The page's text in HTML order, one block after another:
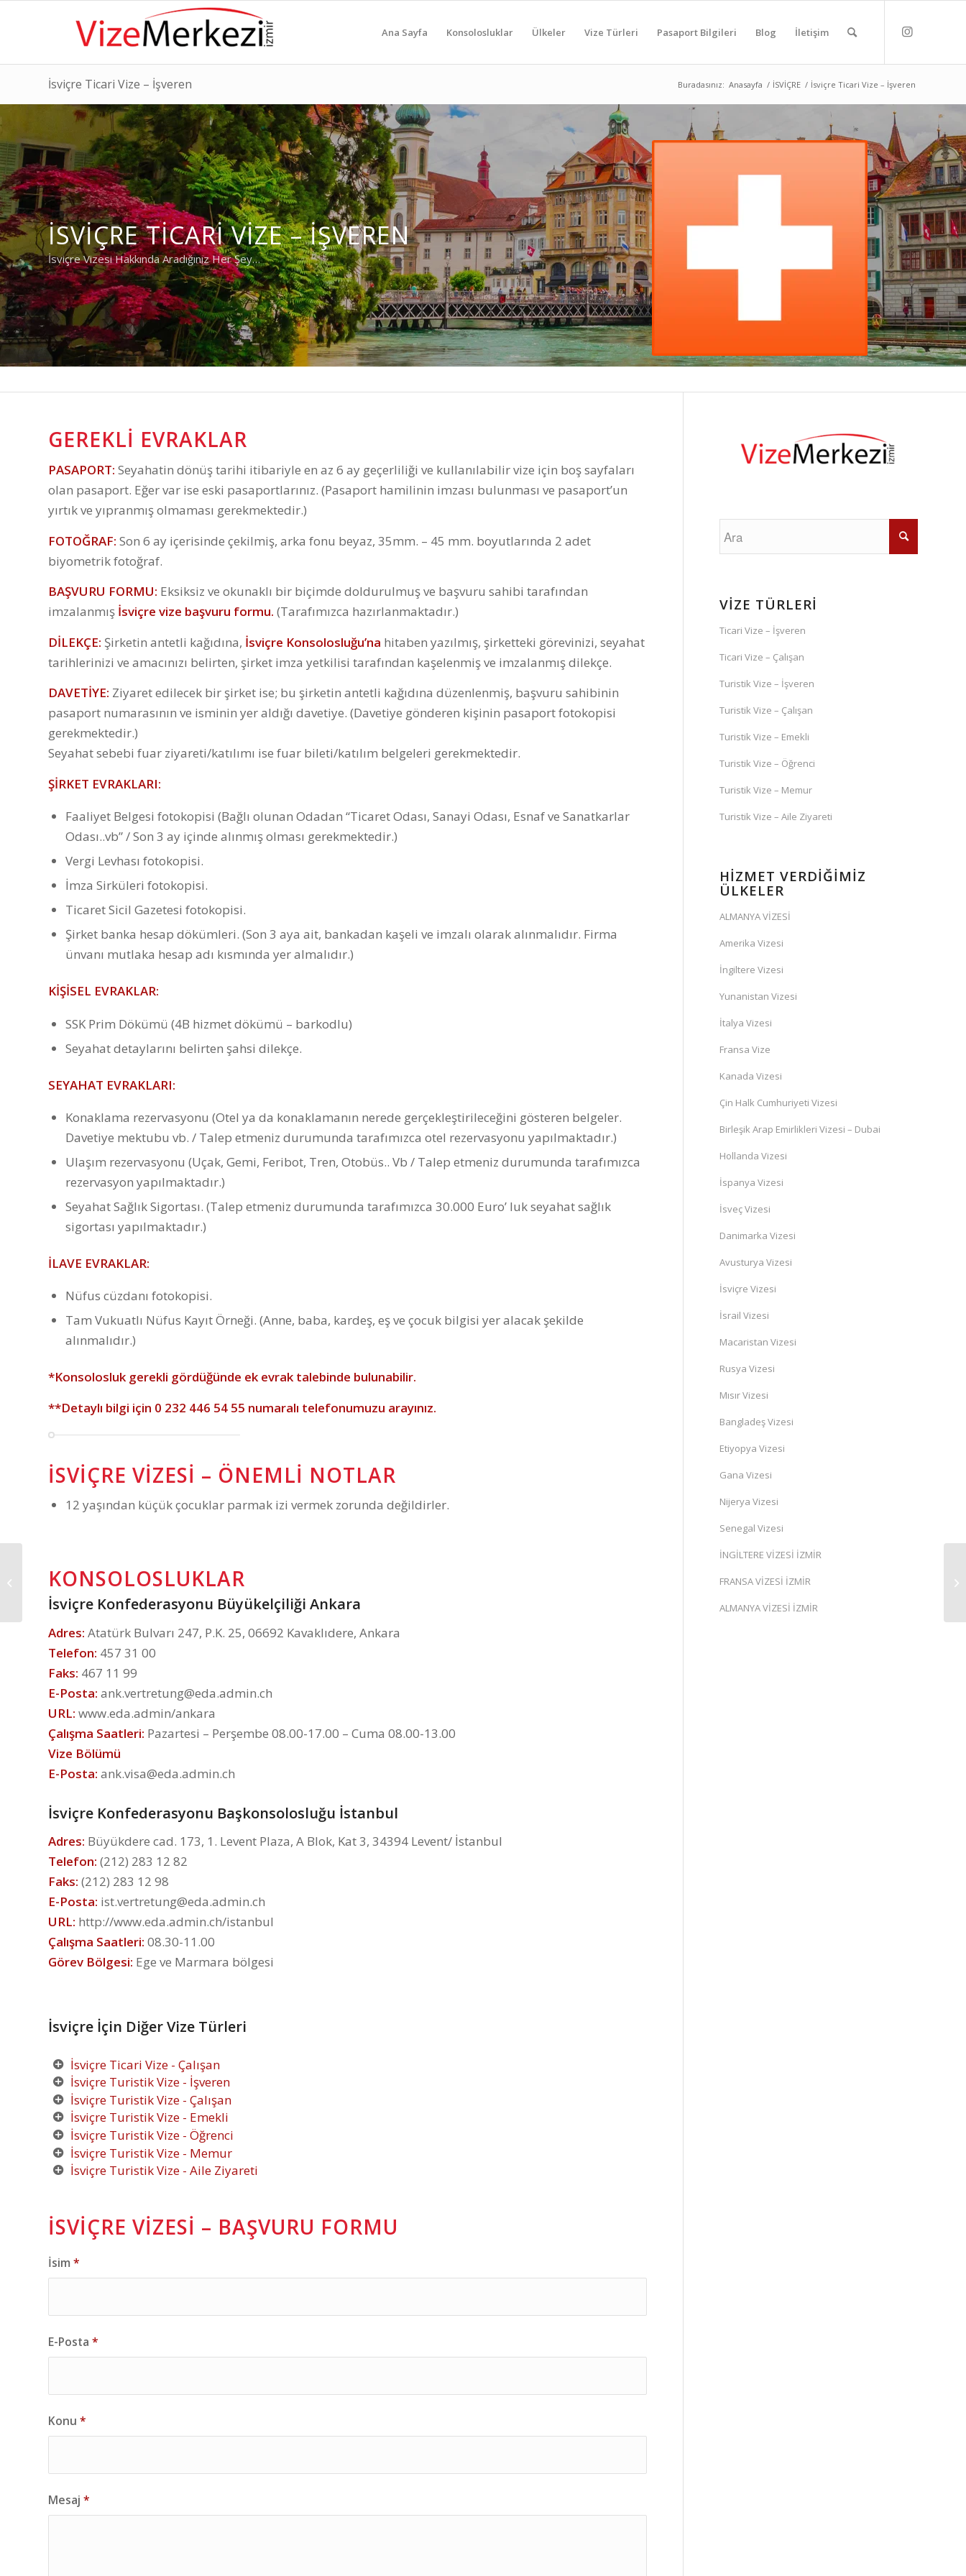
Ana Sayfa Konsolosluklar Ülkeler Vize Türleri Pasaport Bilgileri Blog İletişim
İsviçre Ticari Vize – İşveren Buradasınız: Anasayfa / İSVİÇRE / İsviçre Ticari Vize – İşveren
İSVIÇRE TICARI VIZE – İŞVEREN
İsviçre Vizesi Hakkında Aradığınız Her Şey…
GEREKLI EVRAKLAR
PASAPORT: Seyahatin dönüş tarihi itibariyle en az 6 ay geçerliliği ve kullanılabilir vize için boş sayfaları
olan pasaport. Eğer var ise eski pasaportlarınız. (Pasaport hamilinin imzası bulunması ve pasaport’un
yırtık ve yıpranmış olmaması gerekmektedir.)
FOTOĞRAF: Son 6 ay içerisinde çekilmiş, arka fonu beyaz, 35mm. – 45 mm. boyutlarında 2 adet
biyometrik fotoğraf.
BAŞVURU FORMU: Eksiksiz ve okunaklı bir biçimde doldurulmuş ve başvuru sahibi tarafından
imzalanmış İsviçre vize başvuru formu. (Tarafımızca hazırlanmaktadır.)
DİLEKÇE: Şirketin antetli kağıdına, İsviçre Konsolosluğu’na hitaben yazılmış, şirketteki görevinizi, seyahat
tarihlerinizi ve amacınızı belirten, şirket imza yetkilisi tarafından kaşelenmiş ve imzalanmış dilekçe.
DAVETİYE: Ziyaret edilecek bir şirket ise; bu şirketin antetli kağıdına düzenlenmiş, başvuru sahibinin
pasaport numarasının ve isminin yer aldığı davetiye. (Davetiye gönderen kişinin pasaport fotokopisi
gerekmektedir.)
Seyahat sebebi fuar ziyareti/katılımı ise fuar bileti/katılım belgeleri gerekmektedir.
ŞİRKET EVRAKLARI:
Faaliyet Belgesi fotokopisi (Bağlı olunan Odadan “Ticaret Odası, Sanayi Odası, Esnaf ve Sanatkarlar
Odası..vb” / Son 3 ay içinde alınmış olması gerekmektedir.)
Vergi Levhası fotokopisi.
İmza Sirküleri fotokopisi.
Ticaret Sicil Gazetesi fotokopisi.
Şirket banka hesap dökümleri. (Son 3 aya ait, bankadan kaşeli ve imzalı olarak alınmalıdır. Firma
ünvanı mutlaka hesap adı kısmında yer almalıdır.)
KİŞİSEL EVRAKLAR:
SSK Prim Dökümü (4B hizmet dökümü – barkodlu)
Seyahat detaylarını belirten şahsi dilekçe.
SEYAHAT EVRAKLARI:
Konaklama rezervasyonu (Otel ya da konaklamanın nerede gerçekleştirileceğini gösteren belgeler.
Davetiye mektubu vb. / Talep etmeniz durumunda tarafımızca otel rezervasyonu yapılmaktadır.)
Ulaşım rezervasyonu (Uçak, Gemi, Feribot, Tren, Otobüs.. Vb / Talep etmeniz durumunda tarafımızca
rezervasyon yapılmaktadır.)
Seyahat Sağlık Sigortası. (Talep etmeniz durumunda tarafımızca 30.000 Euro’ luk seyahat sağlık
sigortası yapılmaktadır.)
İLAVE EVRAKLAR:
Nüfus cüzdanı fotokopisi.
Tam Vukuatlı Nüfus Kayıt Örneği. (Anne, baba, kardeş, eş ve çocuk bilgisi yer alacak şekilde
alınmalıdır.)
*Konsolosluk gerekli gördüğünde ek evrak talebinde bulunabilir.
**Detaylı bilgi için 0 232 446 54 55 numaralı telefonumuzu arayınız.
İSVIÇRE VIZESI – ÖNEMLI NOTLAR
12 yaşından küçük çocuklar parmak izi vermek zorunda değildirler.
KONSOLOSLUKLAR
İsviçre Konfederasyonu Büyükelçiliği Ankara
Adres: Atatürk Bulvarı 247, P.K. 25, 06692 Kavaklıdere, Ankara
Telefon: 457 31 00
Faks: 467 11 99
E-Posta: ank.vertretung@eda.admin.ch
URL: www.eda.admin/ankara
Çalışma Saatleri: Pazartesi – Perşembe 08.00-17.00 – Cuma 08.00-13.00
Vize Bölümü
E-Posta: ank.visa@eda.admin.ch
İsviçre Konfederasyonu Başkonsolosluğu İstanbul
Adres: Büyükdere cad. 173, 1. Levent Plaza, A Blok, Kat 3, 34394 Levent/ İstanbul
Telefon: (212) 283 12 82
Faks: (212) 283 12 98
E-Posta: ist.vertretung@eda.admin.ch
URL: http://www.eda.admin.ch/istanbul
Çalışma Saatleri: 08.30-11.00
Görev Bölgesi: Ege ve Marmara bölgesi
İsviçre İçin Diğer Vize Türleri
İsviçre Ticari Vize - Çalışan
İsviçre Turistik Vize - İşveren
İsviçre Turistik Vize - Çalışan
İsviçre Turistik Vize - Emekli
İsviçre Turistik Vize - Öğrenci
İsviçre Turistik Vize - Memur
İsviçre Turistik Vize - Aile Ziyareti
İSVIÇRE VIZESI – BAŞVURU FORMU
İsim*
E-Posta *
Konu *
Mesaj *
VİZE TÜRLERİ
Ticari Vize – İşveren
Ticari Vize – Çalışan
Turistik Vize – İşveren
Turistik Vize – Çalışan
Turistik Vize – Emekli
Turistik Vize – Öğrenci
Turistik Vize – Memur
Turistik Vize – Aile Ziyareti
HİZMET VERDİĞİMİZ
ÜLKELER
ALMANYA VİZESİ
Amerika Vizesi
İngiltere Vizesi
Yunanistan Vizesi
İtalya Vizesi
Fransa Vize
Kanada Vizesi
Çin Halk Cumhuriyeti Vizesi
Birleşik Arap Emirlikleri Vizesi – Dubai
Hollanda Vizesi
İspanya Vizesi
İsveç Vizesi
Danimarka Vizesi
Avusturya Vizesi
İsviçre Vizesi
İsrail Vizesi
Macaristan Vizesi
Rusya Vizesi
Mısır Vizesi
Bangladeş Vizesi
Etiyopya Vizesi
Gana Vizesi
Nijerya Vizesi
Senegal Vizesi
İNGİLTERE VİZESİ İZMİR
FRANSA VİZESİ İZMİR
ALMANYA VİZESİ İZMİR
İsviçre Vizesi